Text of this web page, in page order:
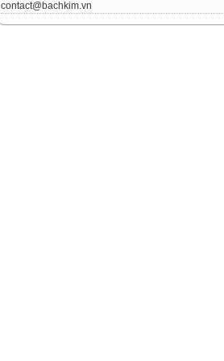
contact@bachkim.vn